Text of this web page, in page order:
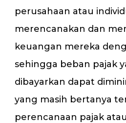
perusahaan atau
merencanakan dan
keuangan mereka
sehingga beban pajak
dibayarkan dapat
yang masih bertanya
perencanaan pajak